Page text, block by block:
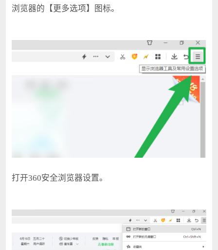
浏览器的【更多选项】图标。
打开360安全浏览器设置。